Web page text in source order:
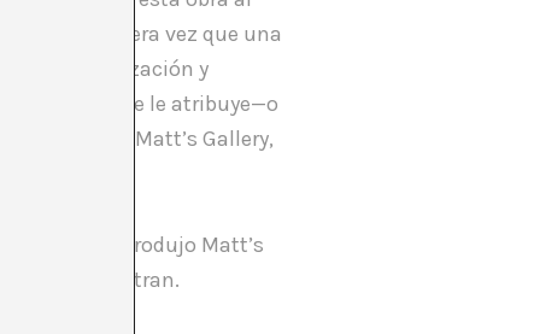
es la primera vez que una
democratización y
A Saatchi se le atribuye—o
director de Matt’s Gallery,
Wilson, la produjo Matt’s
se encuentran.